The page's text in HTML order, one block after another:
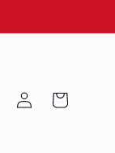
ConnexionPanier